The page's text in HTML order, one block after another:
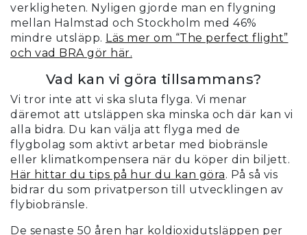
verkligheten. Nyligen gjorde man en flygning
mellan Halmstad och Stockholm med 46%
mindre utsläpp. Läs mer om “The perfect flight”
och vad BRA gör här.
Vad kan vi göra tillsammans?
Vi tror inte att vi ska sluta flyga. Vi menar
däremot att utsläppen ska minska och där kan vi
alla bidra. Du kan välja att flyga med de
flygbolag som aktivt arbetar med biobränsle
eller klimatkompensera när du köper din biljett.
Här hittar du tips på hur du kan göra. På så vis
bidrar du som privatperson till utvecklingen av
flybiobränsle.
De senaste 50 åren har koldioxidutsläppen per